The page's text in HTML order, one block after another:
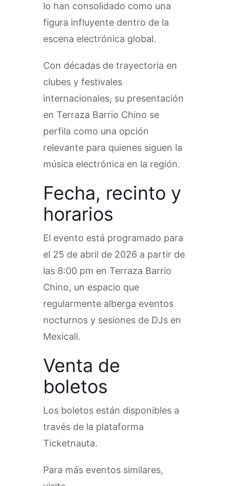
lo han consolidado como una
figura influyente dentro de la
escena electrónica global.
Con décadas de trayectoria en
clubes y festivales
internacionales, su presentación
en Terraza Barrio Chino se
perfila como una opción
relevante para quienes siguen la
música electrónica en la región.
Fecha, recinto y
horarios
El evento está programado para
el 25 de abril de 2026 a partir de
las 8:00 pm en Terraza Barrio
Chino, un espacio que
regularmente alberga eventos
nocturnos y sesiones de DJs en
Mexicali.
Venta de
boletos
Los boletos están disponibles a
través de la plataforma
Ticketnauta.
Para más eventos similares,